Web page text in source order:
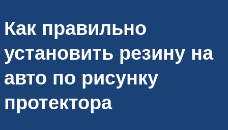
Как правильно
установить резину на
авто по рисунку
протектора